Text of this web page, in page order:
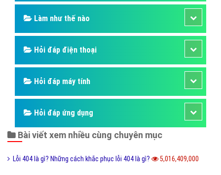
Làm như thế nào
Hỏi đáp điện thoại
Hỏi đáp máy tính
Hỏi đáp ứng dụng
Bài viết xem nhiều cùng chuyên mục
Lỗi 404 là gì? Những cách khắc phục lỗi 404 là gì? 5,016,409,000